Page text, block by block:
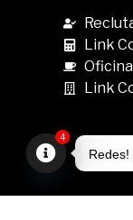
Link
Link
Redes!
4